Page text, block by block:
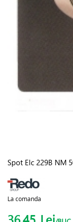
Spot Elc 229B NM
La comanda